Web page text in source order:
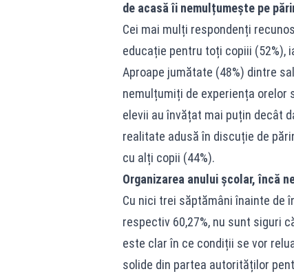
de acasă îi nemulțumește pe
Cei mai mulți respondenți
educație pentru toți copiii (52%),
Aproape jumătate (48%) dintre
nemulțumiți de experiența orelor
elevii au învățat mai puțin decât
realitate adusă în discuție de
cu alți copii (44%).
Organizarea anului școlar, încă
Cu nici trei săptămâni înainte de
respectiv 60,27%, nu sunt siguri
este clar în ce condiții se vor
solide din partea autorităților